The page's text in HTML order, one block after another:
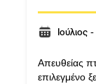
Ιούλιος
Απευθείας
επιλεγμένο